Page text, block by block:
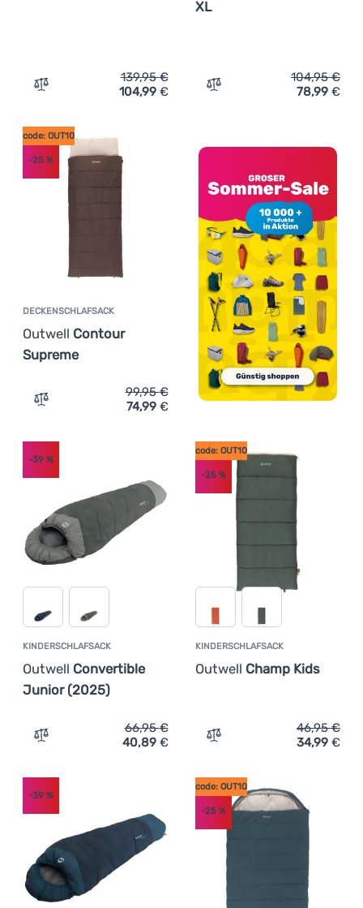
Zum Vergleich 'Deckenschlafsack Outwell Contour Lux
139,95€
104,99 €
XL
Zum Vergleich
104,95€
78,99 €
DECKENSCHLAFSACK
Outwell Contour
Supreme
code: OUT10
-25 %
Zum Vergleich 'Deckenschlafsack Outwell Contour
99,95€
74,99 €
KINDERSCHLAFSACK
Outwell Convertible
Junior (2025)
-39 %
Zum Vergleich 'Kinderschlafsack Outwell Convertible
66,95€
40,89 €
KINDERSCHLAFSACK
Outwell Champ Kids
code: OUT10
-25%
Zum Vergleich
46,95€
34,99 €
-39 %
code: OUT10
-25%